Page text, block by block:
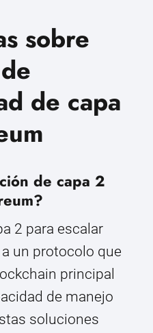
sobre
de capa
de capa 2
2 para escalar
un protocolo que
principal
de manejo
soluciones